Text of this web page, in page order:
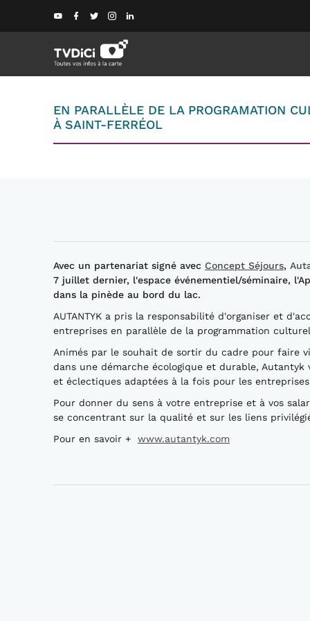
EN PARALLÈLE DE LA PROGRAMATION
À SAINT-FERRÉOL
Avec un partenariat signé avec Concept Séjours,
7 juillet dernier, l'espace événementiel/séminaire,
dans la pinède au bord du lac.
AUTANTYK a pris la responsabilité d'organiser et
entreprises en parallèle de la programmation
Animés par le souhait de sortir du cadre pour faire
dans une démarche écologique et durable,
et éclectiques adaptées à la fois pour les
Pour donner du sens à votre entreprise et à vos
se concentrant sur la qualité et sur les liens
Pour en savoir + www.autantyk.com